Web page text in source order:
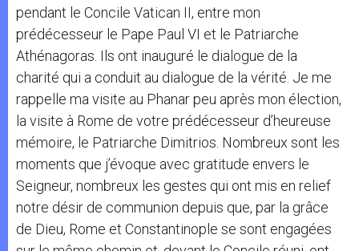
pendant le Concile Vatican II, entre mon
prédécesseur le Pape Paul VI et le Patriarche
Athénagoras. Ils ont inauguré le dialogue de la
charité qui a conduit au dialogue de la vérité. Je me
rappelle ma visite au Phanar peu après mon élection,
la visite à Rome de votre prédécesseur d’heureuse
mémoire, le Patriarche Dimitrios. Nombreux sont les
moments que j’évoque avec gratitude envers le
Seigneur, nombreux les gestes qui ont mis en relief
notre désir de communion depuis que, par la grâce
de Dieu, Rome et Constantinople se sont engagées